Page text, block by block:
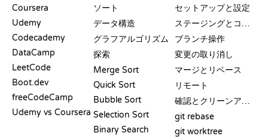
Coursera
Udemy
Codecademy
DataCamp
LeetCode
Boot.dev
freeCodeCamp
Udemy vs Coursera
ソート
データ構造
グラフアルゴリズム
探索
Merge Sort
Quick Sort
Bubble Sort
Selection Sort
Binary Search
セットアップと設定
ステージングとコミット
ブランチ操作
変更の取り消し
マージとリベース
リモート
確認とクリーンアップ
git rebase
git worktree